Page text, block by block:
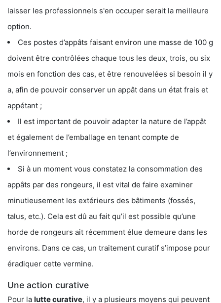
laisser les professionnels s'en occuper serait la meilleure
option.
Ces postes d’appâts faisant environ une masse de 100 g
doivent être contrôlées chaque tous les deux, trois, ou six
mois en fonction des cas, et être renouvelées si besoin il y
a, afin de pouvoir conserver un appât dans un état frais et
appétant ;
Il est important de pouvoir adapter la nature de l’appât
et également de l’emballage en tenant compte de
l’environnement ;
Si à un moment vous constatez la consommation des
appâts par des rongeurs, il est vital de faire examiner
minutieusement les extérieurs des bâtiments (fossés,
talus, etc.). Cela est dû au fait qu’il est possible qu’une
horde de rongeurs ait récemment élue demeure dans les
environs. Dans ce cas, un traitement curatif s’impose pour
éradiquer cette vermine.
Une action curative
Pour la lutte curative, il y a plusieurs moyens qui peuvent